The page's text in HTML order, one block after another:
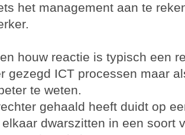
het management aan te
houw reactie is typisch een
gezegd ICT processen maar
te weten.
gehaald heeft duidt op
dwarszitten in een soort